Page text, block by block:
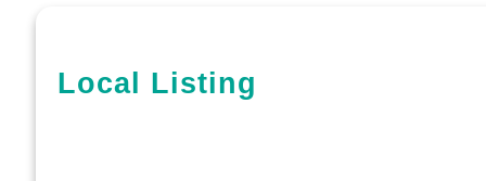
Local Listing